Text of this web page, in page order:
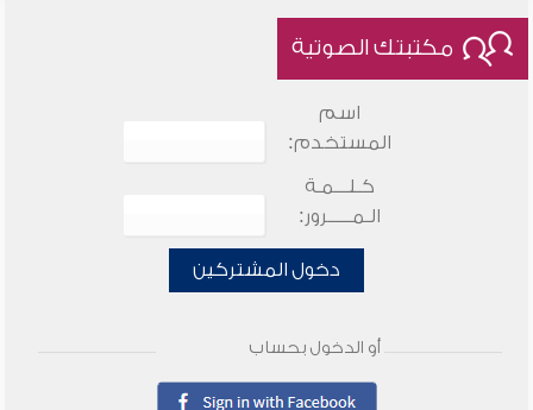
مكتبتك الصوتية
اسم
المستخدم:
كـلـــمـة
الـمـــــرور:
دخول المشتركين
أو الدخول بحساب